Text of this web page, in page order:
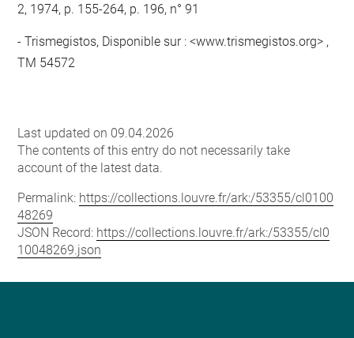
2, 1974, p. 155-264, p. 196, n° 91
Trismegistos, Disponible sur : <www.trismegistos.org> ,
TM 54572
Last updated on 09.04.2026
The contents of this entry do not necessarily take
account of the latest data.
Permalink: https://collections.louvre.fr/ark:/53355/cl0100
48269
JSON Record: https://collections.louvre.fr/ark:/53355/cl0
10048269.json